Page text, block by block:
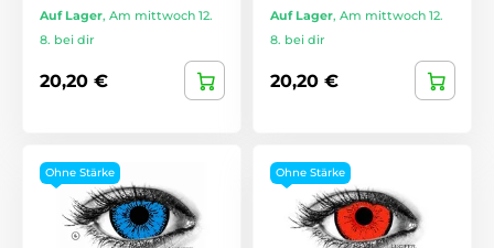
Auf Lager, Am mittwoch 12.
8. bei dir
20,20 €
Auf Lager, Am mittwoch 12.
8. bei dir
20,20 €
Ohne Stärke Ohne Stärke